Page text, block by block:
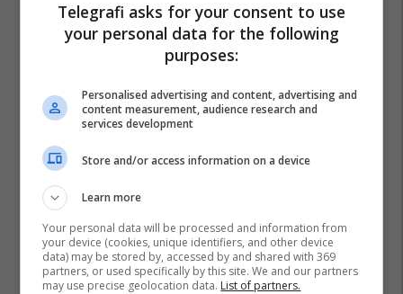
Telegrafi asks for your consent to use
your personal data for the following
purposes:
Personalised advertising and content, advertising and
content measurement, audience research and
services development
Store and/or access information on a device
Learn more
Your personal data will be processed and information from
your device (cookies, unique identifiers, and other device
data) may be stored by, accessed by and shared with 369
partners, or used specifically by this site. We and our partners
may use precise geolocation data. List of partners.